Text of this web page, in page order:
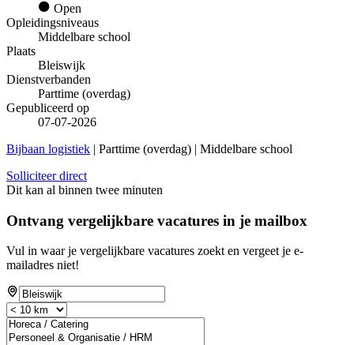
Open
Opleidingsniveaus
Middelbare school
Plaats
Bleiswijk
Dienstverbanden
Parttime (overdag)
Gepubliceerd op
07-07-2026
Bijbaan logistiek | Parttime (overdag) | Middelbare school
Solliciteer direct
Dit kan al binnen twee minuten
Ontvang vergelijkbare vacatures in je mailbox
Vul in waar je vergelijkbare vacatures zoekt en vergeet je e-
mailadres niet!